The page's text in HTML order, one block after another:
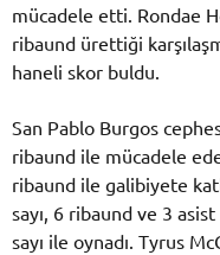
mücadele etti. Rondae
ribaund ürettiği
haneli skor buldu.
San Pablo Burgos
ribaund ile mücadele
ribaund ile galibiyete
sayı, 6 ribaund ve 3
sayı ile oynadı. Tyrus